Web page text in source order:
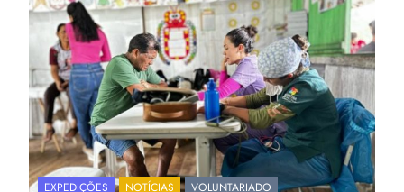
EXPEDIÇÕES NOTÍCIAS VOLUNTARIADO